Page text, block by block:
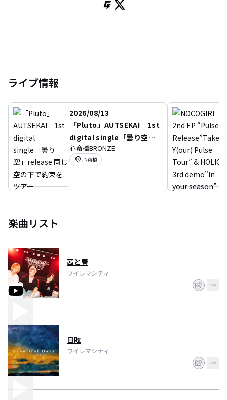
ライブ情報
2026/08/13
「Pluto」AUTSEKAI 1st
digital single「曇り空」r
elease 同じ空の下で約束を
ツアー
心斎橋BRONZE
location_on 心斎橋
楽曲リスト
茜と春
ワイレマシティ
目眩
ワイレマシティ